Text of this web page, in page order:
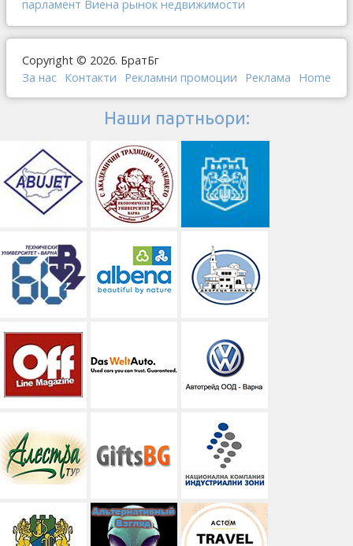
парламент Виена рынок недвижимости
Copyright © 2026. БратБг
За нас Контакти Рекламни промоции Реклама Home
Наши партньори: